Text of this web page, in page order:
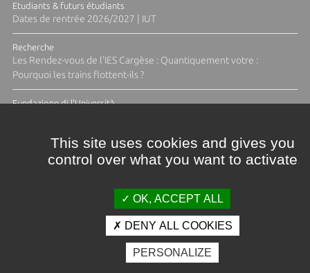
Etudiants & futurs étudiants
Dates de rentrée 2026/2027 | IUT
Recherche
Les Rendez-vous de l'IES Cargèse : Quantiquement votre :
Pourquoi les trains flottent-ils ?
Fundazione di l'Università
Crédits et mentions légales
Espace presse
Photothèque
This site uses cookies and gives you
control over what you want to activate
OK, ACCEPT ALL
DENY ALL COOKIES
PERSONALIZE